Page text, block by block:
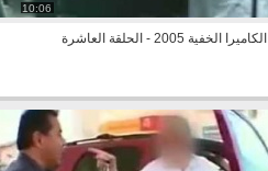
10:06
الكاميرا الخفية 2005 - الحلقة العاشرة